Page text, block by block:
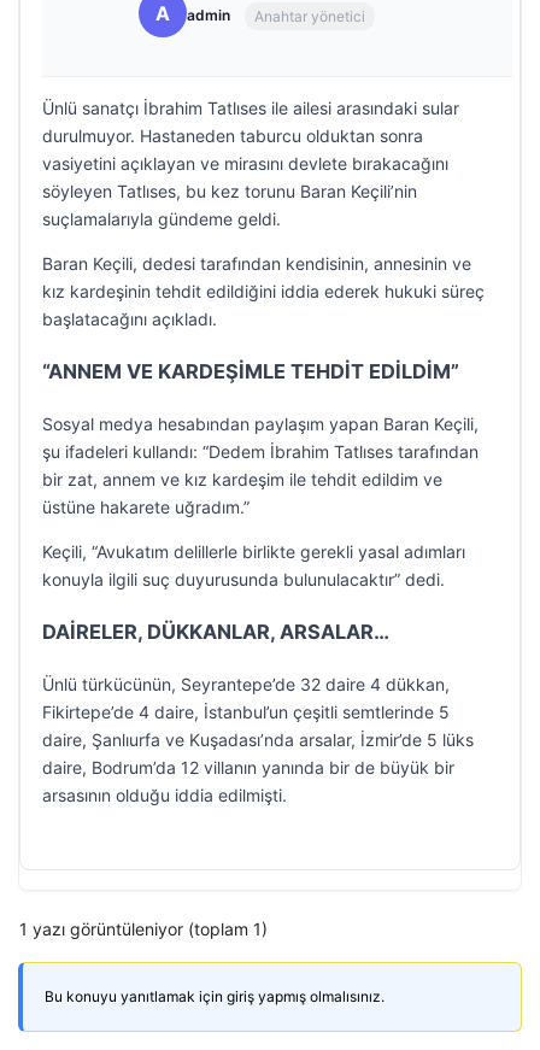
A admin Anahtar yönetici
Ünlü sanatçı İbrahim Tatlıses ile ailesi arasındaki sular
durulmuyor. Hastaneden taburcu olduktan sonra
vasiyetini açıklayan ve mirasını devlete bırakacağını
söyleyen Tatlıses, bu kez torunu Baran Keçili’nin
suçlamalarıyla gündeme geldi.
Baran Keçili, dedesi tarafından kendisinin, annesinin ve
kız kardeşinin tehdit edildiğini iddia ederek hukuki süreç
başlatacağını açıkladı.
“ANNEM VE KARDEŞİMLE TEHDİT EDİLDİM”
Sosyal medya hesabından paylaşım yapan Baran Keçili,
şu ifadeleri kullandı: “Dedem İbrahim Tatlıses tarafından
bir zat, annem ve kız kardeşim ile tehdit edildim ve
üstüne hakarete uğradım.”
Keçili, “Avukatım delillerle birlikte gerekli yasal adımları
konuyla ilgili suç duyurusunda bulunulacaktır” dedi.
DAİRELER, DÜKKANLAR, ARSALAR…
Ünlü türkücünün, Seyrantepe’de 32 daire 4 dükkan,
Fikirtepe’de 4 daire, İstanbul’un çeşitli semtlerinde 5
daire, Şanlıurfa ve Kuşadası’nda arsalar, İzmir’de 5 lüks
daire, Bodrum’da 12 villanın yanında bir de büyük bir
arsasının olduğu iddia edilmişti.
1 yazı görüntüleniyor (toplam 1)
Bu konuyu yanıtlamak için giriş yapmış olmalısınız.